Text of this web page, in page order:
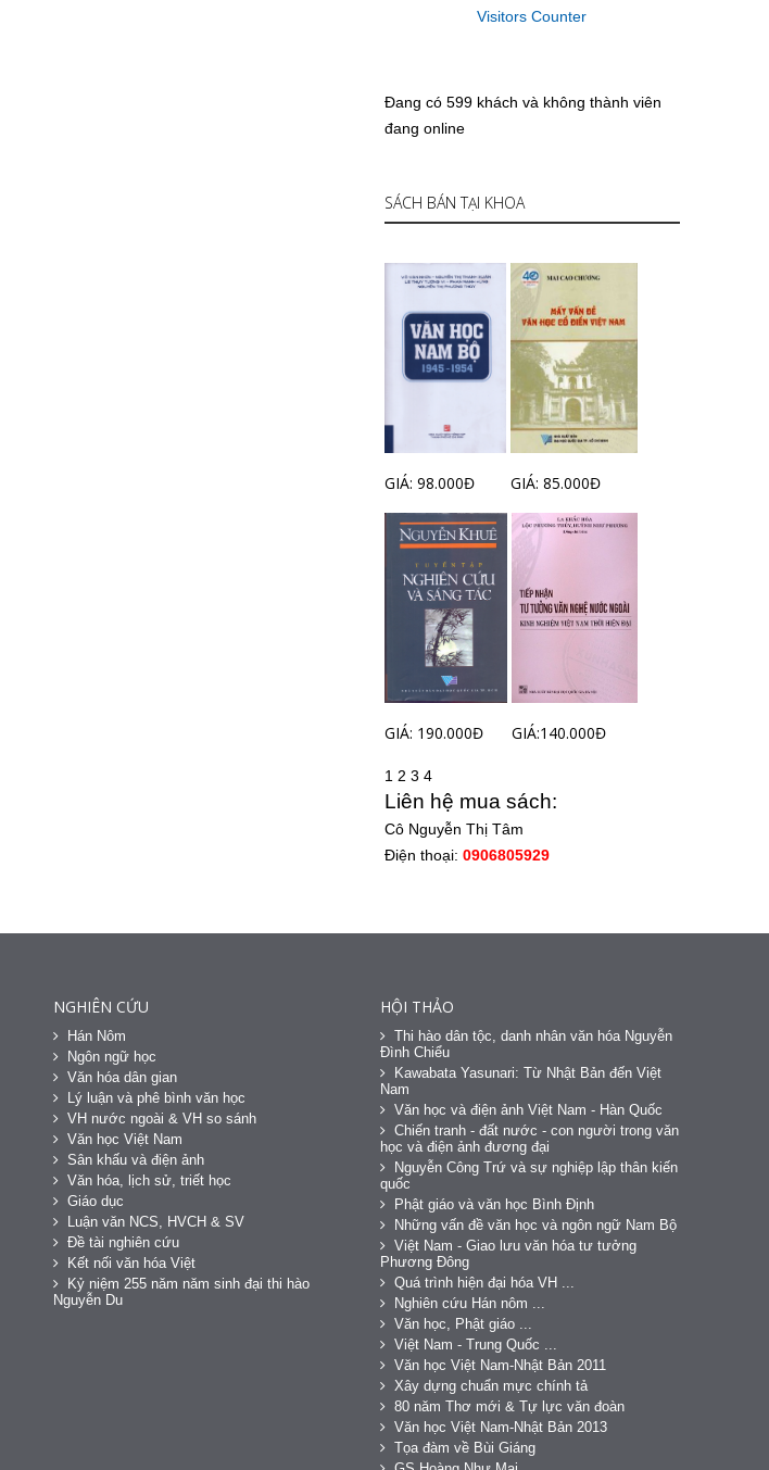
Visitors Counter
Đang có 599 khách và không thành viên
đang online
SÁCH BÁN TẠI KHOA
GIÁ: 98.000Đ GIÁ: 85.000Đ
GIÁ: 190.000Đ GIÁ:140.000Đ
1 2 3 4
Liên hệ mua sách:
Cô Nguyễn Thị Tâm
Điện thoại: 0906805929
NGHIÊN CỨU
Hán Nôm
Ngôn ngữ học
Văn hóa dân gian
Lý luận và phê bình văn học
VH nước ngoài & VH so sánh
Văn học Việt Nam
Sân khấu và điện ảnh
Văn hóa, lịch sử, triết học
Giáo dục
Luận văn NCS, HVCH & SV
Đề tài nghiên cứu
Kết nối văn hóa Việt
Kỷ niệm 255 năm năm sinh đại thi hào
Nguyễn Du
HỘI THẢO
Thi hào dân tộc, danh nhân văn hóa Nguyễn
Đình Chiểu
Kawabata Yasunari: Từ Nhật Bản đến Việt
Nam
Văn học và điện ảnh Việt Nam - Hàn Quốc
Chiến tranh - đất nước - con người trong văn
học và điện ảnh đương đại
Nguyễn Công Trứ và sự nghiệp lập thân kiến
quốc
Phật giáo và văn học Bình Định
Những vấn đề văn học và ngôn ngữ Nam Bộ
Việt Nam - Giao lưu văn hóa tư tưởng
Phương Đông
Quá trình hiện đại hóa VH ...
Nghiên cứu Hán nôm ...
Văn học, Phật giáo ...
Việt Nam - Trung Quốc ...
Văn học Việt Nam-Nhật Bản 2011
Xây dựng chuẩn mực chính tả
80 năm Thơ mới & Tự lực văn đoàn
Văn học Việt Nam-Nhật Bản 2013
Tọa đàm về Bùi Giáng